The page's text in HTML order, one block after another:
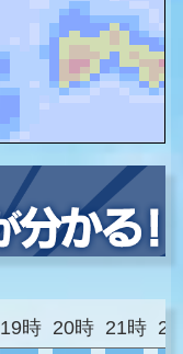
19時 20時 21時